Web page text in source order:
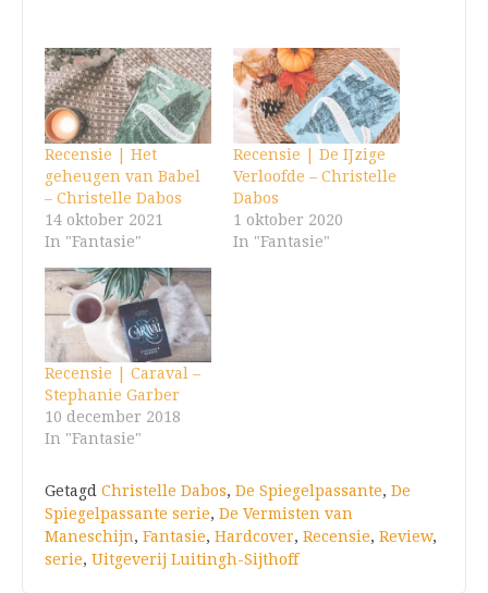
Recensie | Het
geheugen van Babel
– Christelle Dabos
14 oktober 2021
In "Fantasie"
Recensie | De IJzige
Verloofde – Christelle
Dabos
1 oktober 2020
In "Fantasie"
Recensie | Caraval –
Stephanie Garber
10 december 2018
In "Fantasie"
Getagd Christelle Dabos, De Spiegelpassante, De
Spiegelpassante serie, De Vermisten van
Maneschijn, Fantasie, Hardcover, Recensie, Review,
serie, Uitgeverij Luitingh-Sijthoff